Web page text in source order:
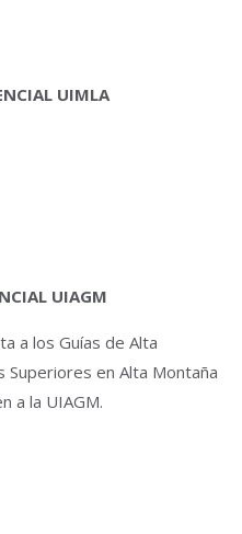
UIMLA
UIAGM
a los Guías de Alta
en Alta Montaña
a la UIAGM.